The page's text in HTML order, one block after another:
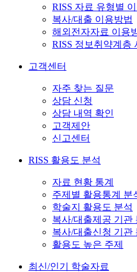
RISS 자료 유형별
복사/대출 이용방법
해외전자자료 이용
RISS 정보취약계층
고객센터
자주 찾는 질문
상담 신청
상담 내역 확인
고객제안
신고센터
RISS 활용도 분석
자료 현황 통계
주제별 활용통계 분
학술지 활용도 분석
복사/대출제공 기관
복사/대출신청 기관
활용도 높은 주제
최신/인기 학술자료